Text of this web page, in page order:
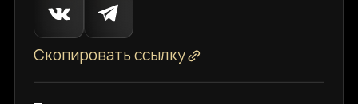
Скопировать ссылку